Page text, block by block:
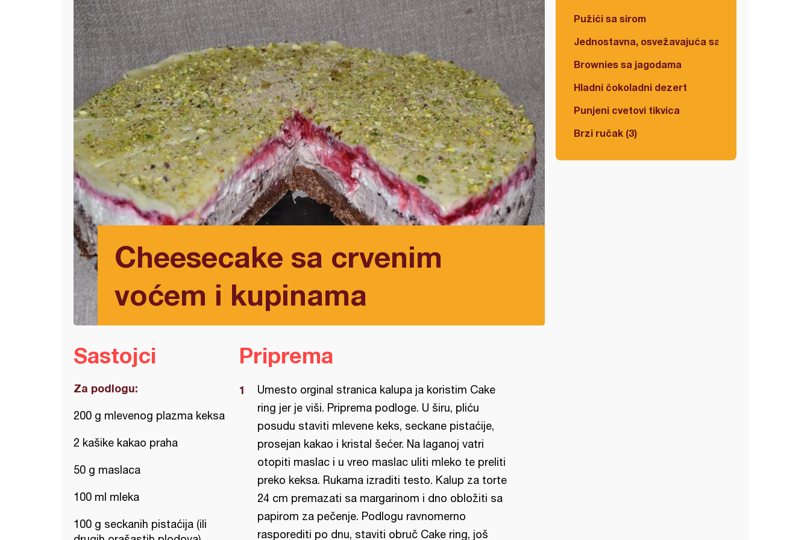
Cheesecake sa crvenim
voćem i kupinama
Pužići sa sirom
Jednostavna, osvežavajuća salata
Brownies sa jagodama
Hladni čokoladni dezert
Punjeni cvetovi tikvica
Brzi ručak (3)
Sastojci
Za podlogu:
200 g mlevenog plazma keksa
2 kašike kakao praha
50 g maslaca
100 ml mleka
100 g seckanih pistaćija (ili
Priprema
Umesto orginal stranica kalupa ja koristim Cake
ring jer je viši. Priprema podloge. U širu, pliću
posudu staviti mlevene keks, seckane pistaćije,
prosejan kakao i kristal šećer. Na laganoj vatri
otopiti maslac i u vreo maslac uliti mleko te preliti
preko keksa. Rukama izraditi testo. Kalup za torte
24 cm premazati sa margarinom i dno obložiti sa
papirom za pečenje. Podlogu ravnomerno
rasporediti po dnu, staviti obruč Cake ring, još